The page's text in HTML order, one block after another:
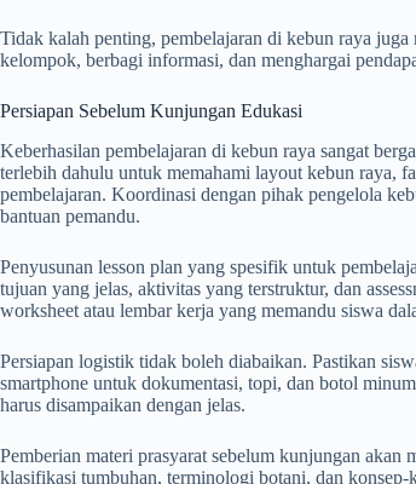
Tidak kalah penting, pembelajaran di kebun raya
kelompok, berbagi informasi, dan menghargai
Persiapan Sebelum Kunjungan Edukasi
Keberhasilan pembelajaran di kebun raya sangat
terlebih dahulu untuk memahami layout kebun raya,
pembelajaran. Koordinasi dengan pihak pengelola
bantuan pemandu.
Penyusunan lesson plan yang spesifik untuk
tujuan yang jelas, aktivitas yang terstruktur, dan
worksheet atau lembar kerja yang memandu siswa
Persiapan logistik tidak boleh diabaikan. Pastikan
smartphone untuk dokumentasi, topi, dan botol
harus disampaikan dengan jelas.
Pemberian materi prasyarat sebelum kunjungan akan
klasifikasi tumbuhan, terminologi botani, dan konsep-